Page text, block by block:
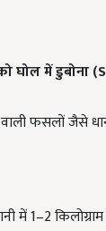
घोलमेंडुबोना
वाली फसलों जैसे
में 1–2